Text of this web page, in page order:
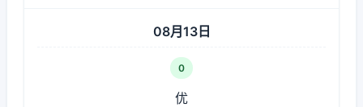
08月13日
0
优